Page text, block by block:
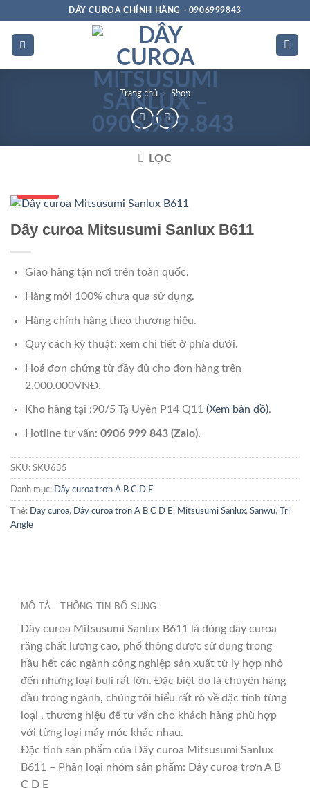
dung
DÂY CUROA CHÍNH HÃNG - 0906999843
Trang chủ » Shop
LỌC
Dây curoa Mitsusumi Sanlux B611
Giao hàng tận nơi trên toàn quốc.
Hàng mới 100% chưa qua sử dụng.
Hàng chính hãng theo thương hiệu.
Quy cách kỹ thuật: xem chi tiết ở phía dưới.
Hoá đơn chứng từ đầy đủ cho đơn hàng trên
2.000.000VNĐ.
Kho hàng tại :90/5 Tạ Uyên P14 Q11 (Xem bản đồ).
Hotline tư vấn: 0906 999 843 (Zalo).
SKU: SKU635
Danh mục: Dây curoa trơn A B C D E
Thẻ: Day curoa, Dây curoa trơn A B C D E , Mitsusumi Sanlux, Sanwu,
Tri
Angle
MÔ TẢ THÔNG TIN BỔ SUNG
Dây curoa Mitsusumi Sanlux B611 là dòng dây curoa
răng chất lượng cao, phổ thông được sử dụng trong
hầu hết các ngành công nghiệp sản xuất từ ly hợp nhỏ
đến những loại buli rất lớn. Đặc biệt do là chuyên hàng
đầu trong ngành, chúng tôi hiểu rất rõ về đặc tính từng
loại , thương hiệu để tư vấn cho khách hàng phù hợp
với từng loại máy móc khác nhau.
Đặc tính sản phẩm của Dây curoa Mitsusumi Sanlux
B611 – Phân loại nhóm sản phẩm: Dây curoa trơn A B
C D E